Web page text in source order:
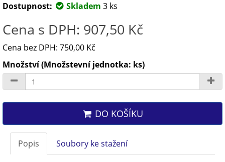
Dostupnost:
Skladem 3 ks
Cena s DPH: 907,50 Kč
Cena bez DPH: 750,00 Kč
Množství (Množstevní jednotka: ks)
DO KOŠÍKU
Popis Soubory ke stažení